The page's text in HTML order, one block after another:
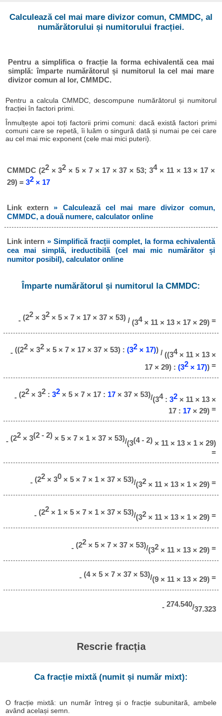
Calculează cel mai mare divizor comun, CMMDC, al
numărătorului și numitorului fracției.
Pentru a simplifica o fracție la forma echivalentă cea mai
simplă: împarte numărătorul și numitorul la cel mai mare
divizor comun al lor, CMMDC.
Pentru a calcula CMMDC, descompune numărătorul și numitorul
fracției în factori primi.
Înmulțește apoi toți factorii primi comuni: dacă există factori primi
comuni care se repetă, îi luăm o singură dată și numai pe cei care
au cel mai mic exponent (cele mai mici puteri).
CMMDC (22× 32 × 5 × 7 × 17 × 37 × 53; 34× 11 × 13 × 17 ×
29) = 32× 17
Link extern» Calculează cel mai mare divizor comun,
CMMDC, a două numere, calculator online
Link intern » Simplifică fracții complet, la forma echivalentă
cea mai simplă, ireductibilă (cel mai mic numărător și
numitor posibil), calculator online
Împarte numărătorul și numitorul la CMMDC:
-(22 × 32 × 5 × 7 × 17 × 37 × 53) /(34× 11 × 13 × 17 × 29) =
-((22 × 32 × 5 × 7 × 17 × 37 × 53) :(32 × 17)) /((34× 11 × 13 ×
17 × 29) :(32 × 17)) =
-(22 × 32 :32 × 5 × 7 × 17 : 17 × 37 × 53)/(34:32 × 11 × 13 ×
17 : 17 × 29) =
-(22 × 3(2 - 2) × 5 × 7 × 1 × 37 × 53)/(3(4 - 2) × 11 × 13 × 1 × 29)
=
-(22 × 30 × 5 × 7 × 1 × 37 × 53)/(32 × 11 × 13 × 1 × 29) =
-(22 × 1 × 5 × 7 × 1 × 37 × 53)/(32 × 11 × 13 × 1 × 29) =
-(22 × 5 × 7 × 37 × 53)/(32 × 11 × 13 × 29) =
-(4 × 5 × 7 × 37 × 53)/(9 × 11 × 13 × 29) =
-274.540/37.323
Rescrie fracția
Ca fracție mixtă (numit și număr mixt):
O fracție mixtă: un număr întreg și o fracție subunitară, ambele
având același semn.